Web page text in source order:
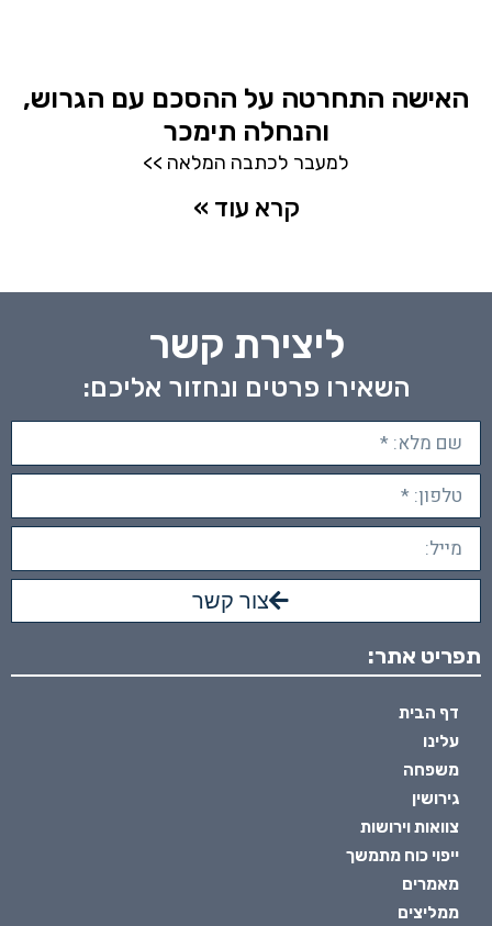
האישה התחרטה על ההסכם עם הגרוש,
והנחלה תימכר
למעבר לכתבה המלאה >>
קרא עוד »
ליצירת קשר
השאירו פרטים ונחזור אליכם:
צור קשר
תפריט אתר:
דף הבית
עלינו
משפחה
גירושין
צוואות וירושות
ייפוי כוח מתמשך
מאמרים
ממליצים